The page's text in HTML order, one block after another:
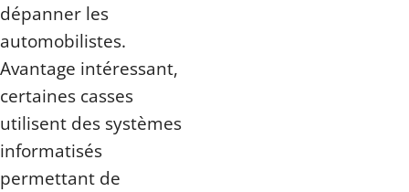
dépanner les
automobilistes.
Avantage intéressant,
certaines casses
utilisent des systèmes
informatisés
permettant de